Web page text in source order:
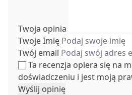
Twoja opinia
Twoje Imię
Twój email
Ta recenzja opiera się na
doświadczeniu i jest moją
Wyślij opinię